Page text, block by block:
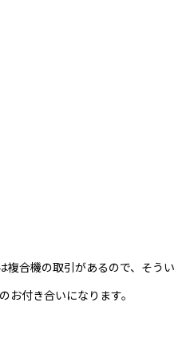
複合機の取引があるので、そうい
お付き合いになります。